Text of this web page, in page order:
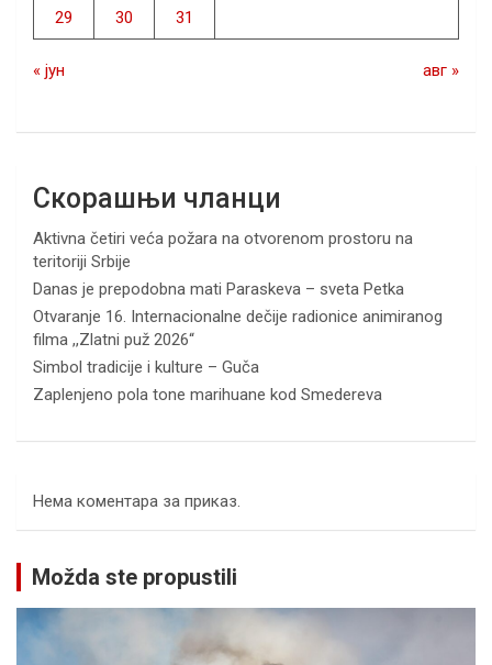
29 30 31
« јун авг »
Скорашњи чланци
Aktivna četiri veća požara na otvorenom prostoru na
teritoriji Srbije
Danas je prepodobna mati Paraskeva – sveta Petka
Otvaranje 16. Internacionalne dečije radionice animiranog
filma ,,Zlatni puž 2026“
Simbol tradicije i kulture – Guča
Zaplenjeno pola tone marihuane kod Smedereva
Нема коментара за приказ.
Možda ste propustili